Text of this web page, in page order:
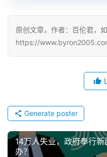
原创文章，作者：百伦君，
https://
Generate poster
14万人失业，政府奉行
办？